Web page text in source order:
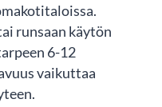
runsaan käytön
6-12
vaikuttaa